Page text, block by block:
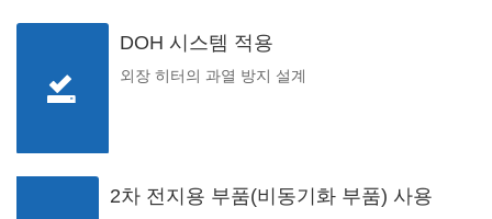
DOH 시스템 적용
외장 히터의 과열 방지 설계
2차 전지용 부품(비동기화 부품) 사용